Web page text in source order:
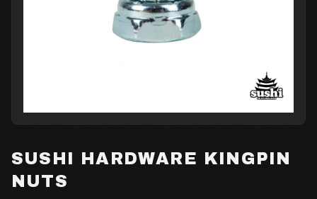
SUSHI HARDWARE KINGPIN
NUTS